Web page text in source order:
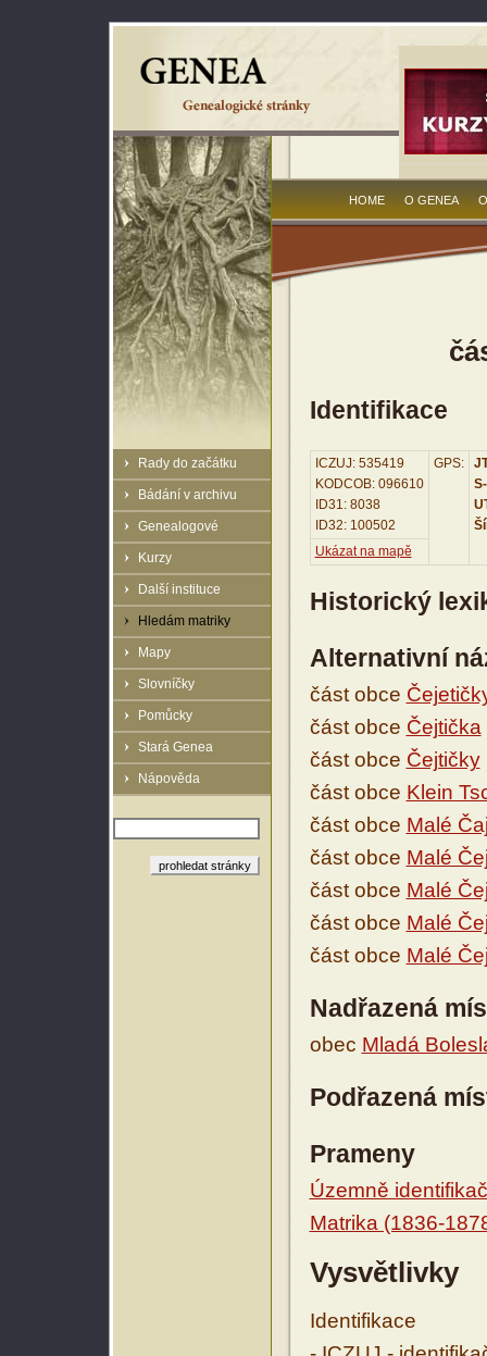
Rady do začátku
Bádání v archivu
Genealogové
Kurzy
Další instituce
Hledám matriky
Mapy
Slovníčky
Pomůcky
Stará Genea
Nápověda
HOME O GENEA
Identifikace
ICZUJ: 535419
KODCOB: 096610
ID31: 8038
ID32: 100502
GPS:
Ukázat na mapě
Historický
Alternativní
část obce
část obce Čejtička
část obce Čejtičky
část obce Klein
část obce Malé
část obce Malé
část obce Malé
část obce Malé
část obce Malé
Nadřazená
obec Mladá
Podřazená
Prameny
Územně
Matrika (1836-
Vysvětlivky
Identifikace